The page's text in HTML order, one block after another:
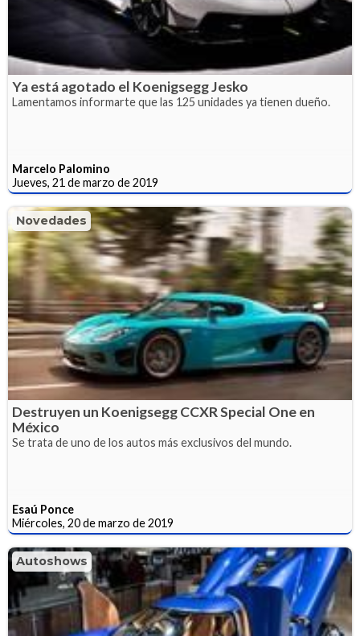
Ya está agotado el Koenigsegg Jesko
Lamentamos informarte que las 125 unidades ya tienen dueño.
Marcelo Palomino
Jueves, 21 de marzo de 2019
Novedades
Destruyen un Koenigsegg CCXR Special One en
México
Se trata de uno de los autos más exclusivos del mundo.
Esaú Ponce
Miércoles, 20 de marzo de 2019
Autoshows